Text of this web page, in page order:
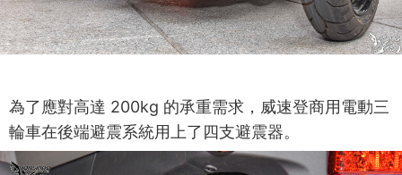
為了應對高達 200kg 的承重需求，威速登商用電動三
輪車在後端避震系統用上了四支避震器。